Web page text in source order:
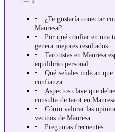
¿Te gustaría conectar
Manresa?
Por qué confiar en una
genera mejores resultados
Tarotistas en Manresa
equilibrio personal
Qué señales indican
confianza
Aspectos clave que
consulta de tarot en
Cómo valorar las
vecinos de Manresa
Preguntas frecuentes